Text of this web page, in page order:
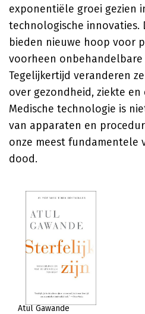
exponentiële groei gezien
technologische innovaties.
bieden nieuwe hoop voor
voorheen onbehandelbare
Tegelijkertijd veranderen
over gezondheid, ziekte
Medische technologie is
van apparaten en
onze meest fundamentele
dood.
Atul Gawande